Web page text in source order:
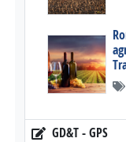
GD&T - GPS